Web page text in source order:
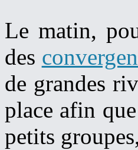
Le matin,
des
de grandes
place afin
petits